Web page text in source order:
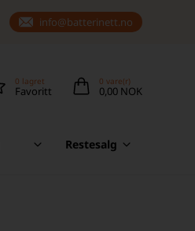
info@batterinett.no
0 lagret
Favoritt
0 vare(r)
0,00 NOK
Restesalg